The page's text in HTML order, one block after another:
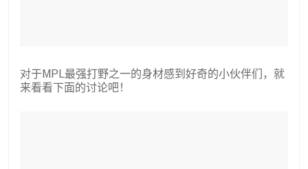
对于MPL最强打野之一的身材感到好奇的小伙伴们，就
来看看下面的讨论吧！